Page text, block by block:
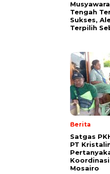
Tengah
Sukses,
Terpilih
Berita
Satgas
PT
Mosairo